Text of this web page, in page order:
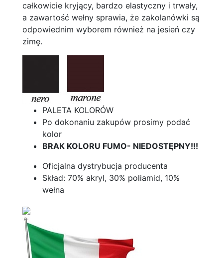
całkowicie kryjący, bardzo elastyczny i trwały,
a zawartość wełny sprawia, że zakolanówki są
odpowiednim wyborem również na jesień czy
zimę.
PALETA KOLORÓW
Po dokonaniu zakupów prosimy podać
kolor
BRAK KOLORU FUMO- NIEDOSTĘPNY!!!
Oficjalna dystrybucja producenta
Skład: 70% akryl, 30% poliamid, 10%
wełna